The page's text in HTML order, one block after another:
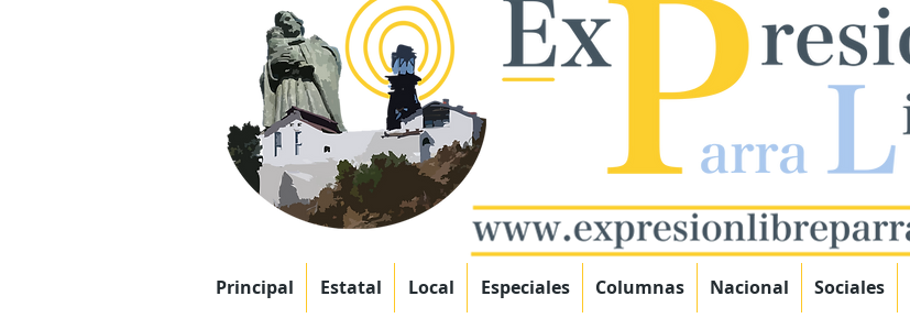
Principal Estatal Local Especiales Columnas Nacional Sociales